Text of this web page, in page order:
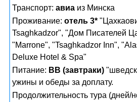
Транспорт: авиа из Минска
Проживание: отель 3*
Tsaghkadzor", "Дом Писателей
"Marrone", "Tsaghkadzor Inn",
Deluxe Hotel & Spa"
Питание: BB (завтраки)
ужины и обеды за доплату.
Продолжительность тура (дней/